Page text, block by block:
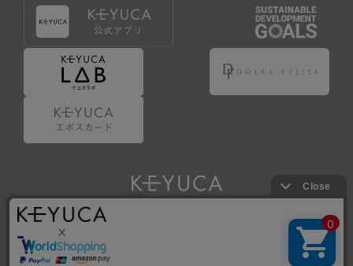
（5） その他、本規約または個別規定に違反した場合。
4.会員登録が取り消された場合においても、当該会員は、
弊社とのお取引等により既に発生した支払義務等の取引上
の義務および本規約上の義務の履行責任を免れないものと
します。
5.仮登録とは、ケユカが提供するアプリ等でサービスを利
用するための簡易的な会員登録（以下「仮登録」といいま
6.仮登録をすることで、第9条のポイント付与を受けるこ
とができます。
7.仮登録状態はポイントの利用は行えず、第3条1項の通り
に登録完了することでポイント利用が行えるようになりま
す。
Copyright © KAWAJUN Co., Ltd. All Rights Reserved.